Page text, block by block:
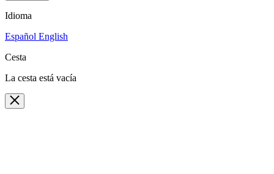
Idioma
Español English
Cesta
La cesta está vacía
Cerrar